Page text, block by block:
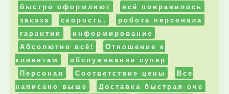
быстро оформляют
всё понравилось
заказа
скорость.
робота персонала
гарантии
информирование
Абсолютно всё!
Отношение к
клиентам
обслуживание супер
Персонал
Соответствие цены
Все
написано выше
Доставка быстрая оче